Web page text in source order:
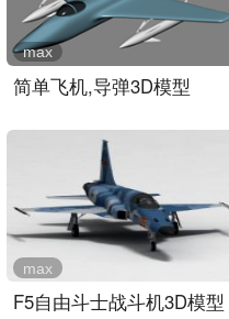
简单飞机,导弹3D模型
max
F5自由斗士战斗机3D模型
max